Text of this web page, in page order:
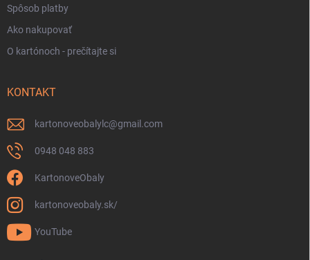
Spôsob platby
Ako nakupovať
O kartónoch - prečítajte si
KONTAKT
kartonoveobalylc@gmail.com
0948 048 883
KartonoveObaly
kartonoveobaly.sk/
YouTube